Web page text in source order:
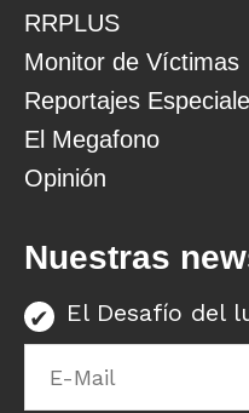
RRPLUS
Monitor de Víctimas
Reportajes
El Megafono
Opinión
Nuestras
El Desafío del